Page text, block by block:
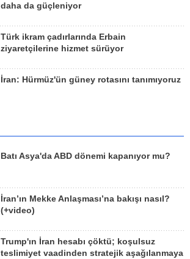
daha da güçleniyor
Türk ikram çadırlarında Erbain
ziyaretçilerine hizmet sürüyor
İran: Hürmüz'ün güney rotasını tanımıyoruz
Batı Asya'da ABD dönemi kapanıyor mu?
İran’ın Mekke Anlaşması’na bakışı nasıl?
(+video)
Trump'ın İran hesabı çöktü; koşulsuz
teslimiyet vaadinden stratejik aşağılanmaya